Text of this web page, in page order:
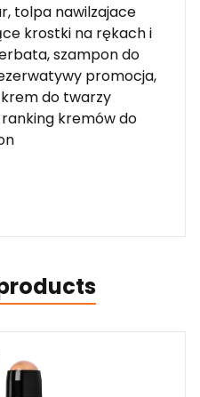
tolpa nawilzajace
krostki na rękach i
szampon do
promocja,
do twarzy
ranking kremów do